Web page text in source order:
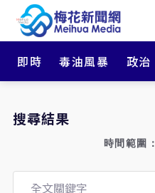
即時 毒油風暴 政治
搜尋結果
時間範圍：